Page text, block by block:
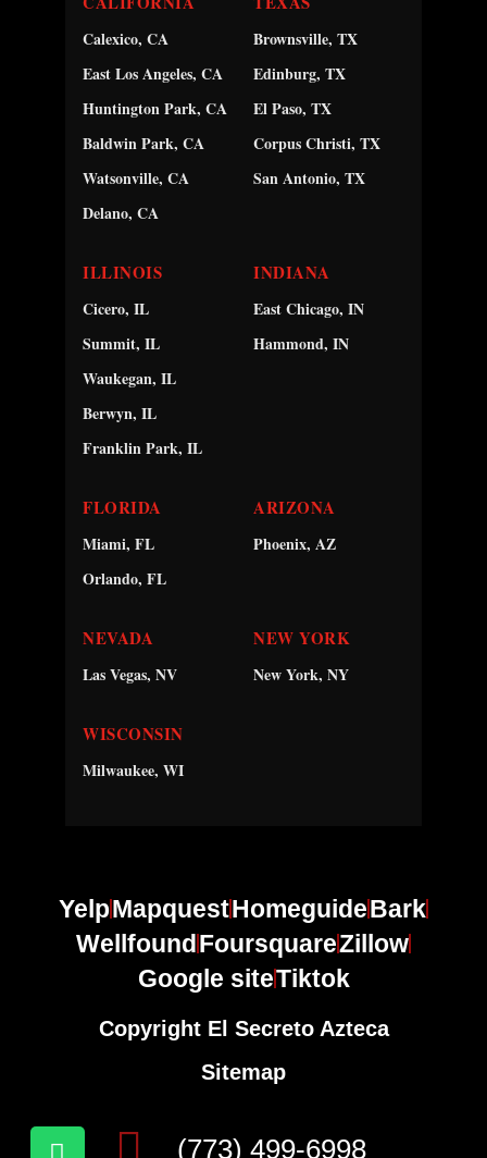
Calexico, CA
East Los Angeles, CA
Huntington Park, CA
Baldwin Park, CA
Watsonville, CA
Delano, CA
Brownsville, TX
Edinburg, TX
El Paso, TX
Corpus Christi, TX
San Antonio, TX
ILLINOIS
Cicero, IL
Summit, IL
Waukegan, IL
Berwyn, IL
Franklin Park, IL
INDIANA
East Chicago, IN
Hammond, IN
FLORIDA
Miami, FL
Orlando, FL
ARIZONA
Phoenix, AZ
NEVADA
Las Vegas, NV
NEW YORK
New York, NY
WISCONSIN
Milwaukee, WI
YelpMapquestHomeguideBark
WellfoundFoursquareZillow
Google siteTiktok
Copyright El Secreto Azteca
Sitemap
(773) 499-6998